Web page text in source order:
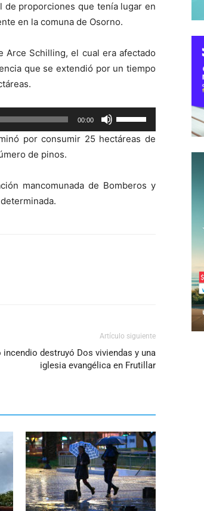
de proporciones que tenía lugar en
en la comuna de Osorno.
Arce Schilling, el cual era afectado
que se extendió por un tiempo
00:00
las
teclas
arriba/abajo
por consumir 25 hectáreas de
de pinos.
mancomunada de Bomberos y
Artículo siguiente
incendio destruyó Dos viviendas y una
iglesia evangélica en Frutillar